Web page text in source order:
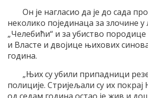
Он је нагласио да је до сада
неколико појединаца за злочине у
„Челебићи“ и за убиство
и Власте и двојице њихових
година.
„Њих су убили припадници
полиције. Стријељали су их